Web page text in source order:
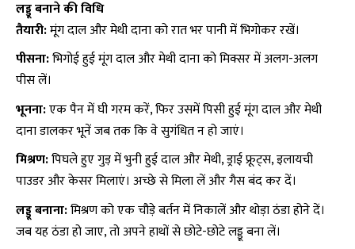
लड्डू बनाने की विधि
तैयारी:मूंग दाल और मेथी दाना को रात भर पानी में भिगोकर रखें।
पीसना:भिगोई हुई मूंग दाल और मेथी दाना को मिक्सर में अलग-अलग
पीस लें।
भूनना:एक पैन में घी गरम करें, फिर उसमें पिसी हुई मूंग दाल और मेथी
दाना डालकर भूनें जब तक कि वे सुगंधित न हो जाएं।
मिश्रण:पिघले हुए गुड़ में भुनी हुई दाल और मेथी, ड्राई फ्रूट्स, इलायची
पाउडर और केसर मिलाएं। अच्छे से मिला लें और गैस बंद कर दें।
लड्डू बनाना:मिश्रण को एक चौड़े बर्तन में निकालें और थोड़ा ठंडा होने दें।
जब यह ठंडा हो जाए, तो अपने हाथों से छोटे-छोटे लड्डू बना लें।